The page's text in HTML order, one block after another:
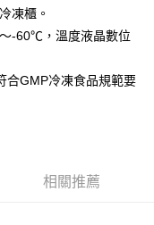
付方式。 讓您購物簡單
易完成。
您需要取消訂單，請聯絡
凍櫃。
-60℃，溫度液晶數位
合GMP冷凍食品規範要
相關推薦